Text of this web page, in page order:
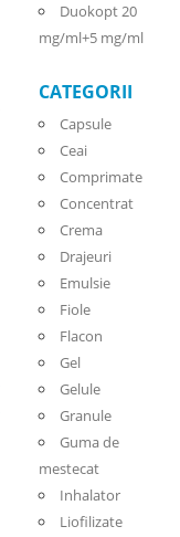
Duokopt 20
mg/ml+5 mg/ml
CATEGORII
Capsule
Ceai
Comprimate
Concentrat
Crema
Drajeuri
Emulsie
Fiole
Flacon
Gel
Gelule
Granule
Guma de
mestecat
Inhalator
Liofilizate